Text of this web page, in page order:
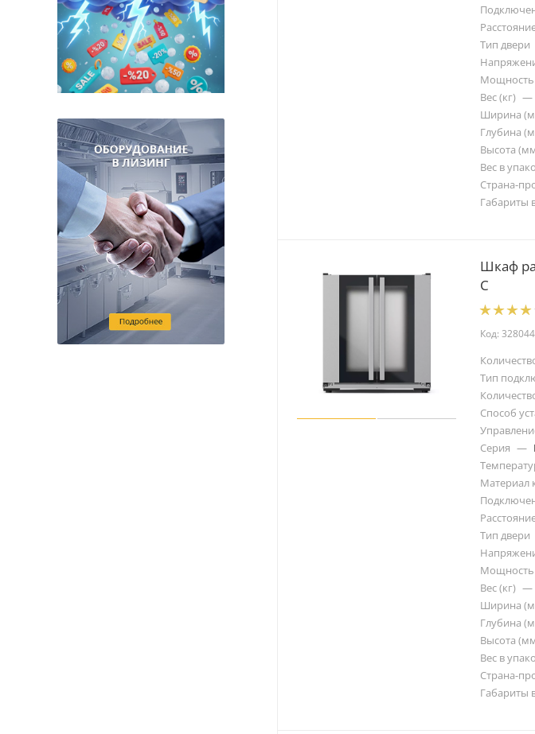
Тип двери
Мощность
Вес (кг) —
Ширина
Глубина
Высота
Вес в
Страна-
Габариты
Шкаф
C
Код: 328044
Тип
Способ
Серия —
Материал
Тип двери
Мощность
Вес (кг) —
Ширина
Глубина
Высота
Вес в
Страна-
Габариты